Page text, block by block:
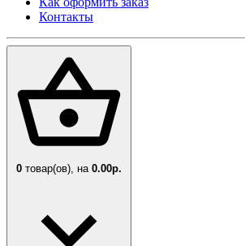
Контакты
0 товар(ов), на 0.00р.